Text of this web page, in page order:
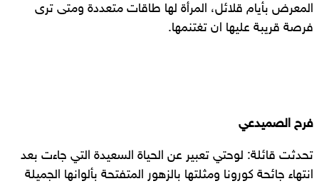
المعرض بأيام قلائل، المرأة لها طاقات متعددة ومتى ترى
فرصة قريبة عليها ان تغتنمها.
فرح الصميدعي
تحدثت قائلة: لوحتي تعبير عن الحياة السعيدة التي جاءت بعد
انتهاء جائحة كورونا ومثلتها بالزهور المتفتحة بألوانها الجميلة